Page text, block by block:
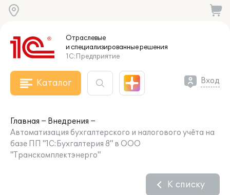
Отраслевые
и специализированныерешения
1С:Предприятие
Каталог Вход
Главная
Внедрения
Автоматизация бухгалтерского и налогового учёта на
базе ПП "1С:Бухгалтерия 8" в ООО
"Транскомплектэнерго"
К списку